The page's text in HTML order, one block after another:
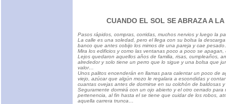
CUANDO EL SOL SE ABRAZA A
Pasos rápidos, compras, corridas, muchos nervios y luego la
La calle es una soledad, pero el llega con su bolsa la
banco que antes cobijo los mimos de una pareja y cae
Mira los edificios y como las ventanas poco a poco se
Lejos quedaron aquellos años de familia, risas, cumpleaños,
alrededor y solo tiene un perro que lo sigue y una bolsa que
valor…
Unos palitos encenderán en llamas para calentar un poco de
viejo, azúcar que algún mozo le regalara a escondidas y
cuantas ovejas antes de dormirse en su colchón de baldosas
Seguramente dormirá con un ojo abierto y el otro cerrado para
pertenencia, al fin hasta el se tiene que cuidar de los robos,
aquella carrera trunca…